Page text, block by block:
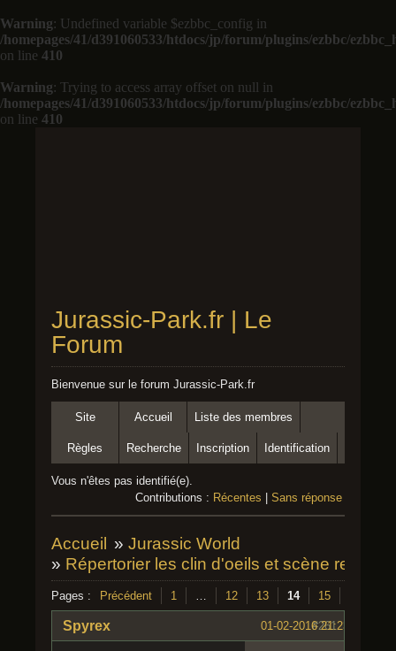
Warning: Undefined variable $ezbbc_config in
/homepages/41/d391060533/htdocs/jp/forum/plugins/ezbbc/
on line 410
Warning: Trying to access array offset on null in
/homepages/41/d391060533/htdocs/jp/forum/plugins/ezbbc/
on line 410
Jurassic-Park.fr | Le
Forum
Bienvenue sur le forum Jurassic-Park.fr
Site Accueil Liste des membres
Règles Recherche Inscription Identification
Vous n'êtes pas identifié(e).
Contributions : Récentes Sans réponse
Accueil » Jurassic World
» Répertorier les clin d'oeils et scène remake
Pages : Précédent 1 … 12 13 14 15
#261
01-02-2016 21:23:35
Spyrex